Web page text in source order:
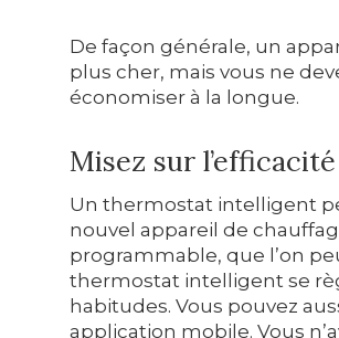
De façon générale, un
plus cher, mais vous ne
économiser à la longue.
Misez sur
Un thermostat intelligent
nouvel appareil de
programmable, que l’on
thermostat intelligent se
habitudes. Vous pouvez
application mobile. Vous